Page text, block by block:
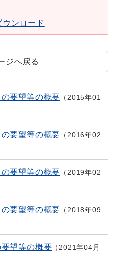
ンロード
ジへ戻る
要望等の概要
2015年01
要望等の概要
2016年02
要望等の概要
2019年02
要望等の概要
2018年09
望等の概要
2021年04月